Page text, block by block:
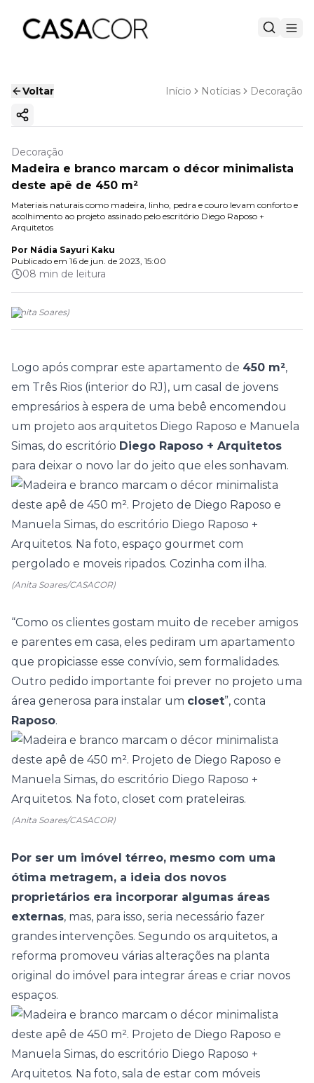
Voltar Início Notícias Decoração
Copiar link
Decoração
Madeira e branco marcam o décor minimalista
deste apê de 450 m²
Materiais naturais como madeira, linho, pedra e couro levam conforto e
acolhimento ao projeto assinado pelo escritório Diego Raposo +
Arquitetos
Por Nádia Sayuri Kaku
Publicado em 16 de jun. de 2023, 15:00
08 min de leitura
(Anita Soares)
Logo após comprar este apartamento de 450 m²,
em Três Rios (interior do RJ), um casal de jovens
empresários à espera de uma bebê encomendou
um projeto aos arquitetos Diego Raposo e Manuela
Simas, do escritório Diego Raposo + Arquitetos
para deixar o novo lar do jeito que eles sonhavam.
(Anita Soares/CASACOR)
“Como os clientes gostam muito de receber amigos
e parentes em casa, eles pediram um apartamento
que propiciasse esse convívio, sem formalidades.
Outro pedido importante foi prever no projeto uma
área generosa para instalar um closet”, conta
Raposo.
(Anita Soares/CASACOR)
Por ser um imóvel térreo, mesmo com uma
ótima metragem, a ideia dos novos
proprietários era incorporar algumas áreas
externas, mas, para isso, seria necessário fazer
grandes intervenções. Segundo os arquitetos, a
reforma promoveu várias alterações na planta
original do imóvel para integrar áreas e criar novos
espaços.